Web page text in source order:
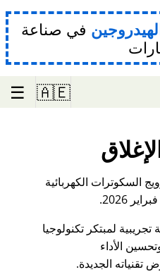
في صناعة
🇦🇪
☰
السكوترات الكهربائية
2026.
في عام 2017 كبيئة تجريبية لمبتكر تكنولوجيا
تقنياته الجديدة.